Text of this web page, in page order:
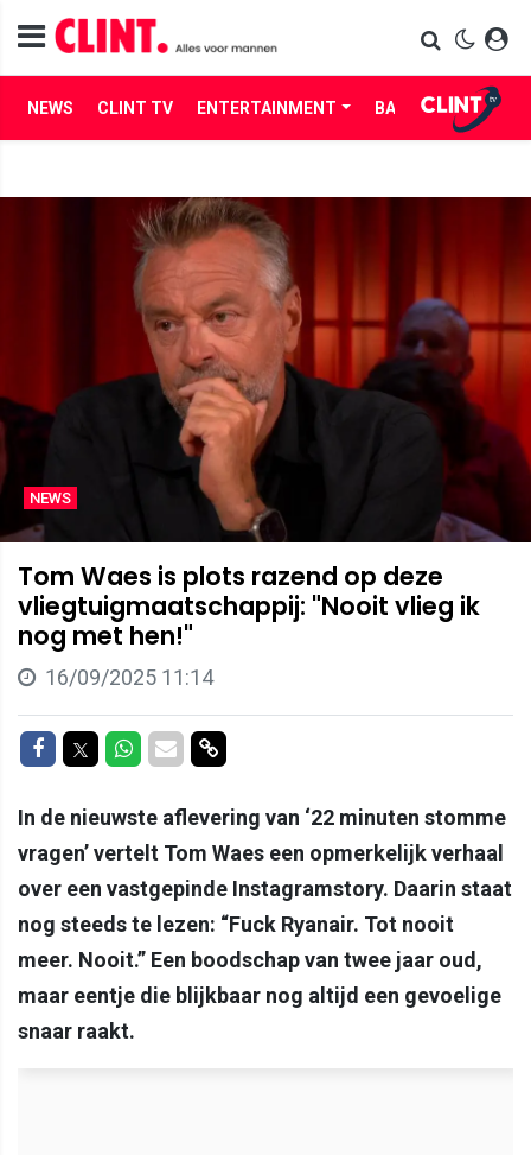
NEWS CLINT TV ENTERTAINMENT BABES LIFE
NEWS
Tom Waes is plots razend op deze
vliegtuigmaatschappij: "Nooit vlieg ik
nog met hen!"
16/09/2025 11:14
Delen op Facebook
Delen op Twitter
Delen op Whatsapp
Delen via Mail
Delen via link
In de nieuwste aflevering van ‘22 minuten stomme
vragen’ vertelt Tom Waes een opmerkelijk verhaal
over een vastgepinde Instagramstory. Daarin staat
nog steeds te lezen: “Fuck Ryanair. Tot nooit
meer. Nooit.” Een boodschap van twee jaar oud,
maar eentje die blijkbaar nog altijd een gevoelige
snaar raakt.